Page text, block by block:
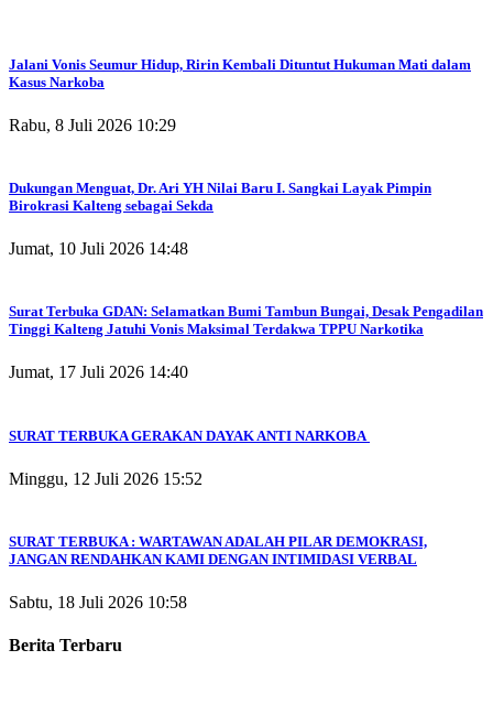
Jalani Vonis Seumur Hidup, Ririn Kembali Dituntut Hukuman Mati dalam
Kasus Narkoba
Rabu, 8 Juli 2026 10:29
Dukungan Menguat, Dr. Ari YH Nilai Baru I. Sangkai Layak Pimpin
Birokrasi Kalteng sebagai Sekda
Jumat, 10 Juli 2026 14:48
Surat Terbuka GDAN: Selamatkan Bumi Tambun Bungai, Desak Pengadilan
Tinggi Kalteng Jatuhi Vonis Maksimal Terdakwa TPPU Narkotika
Jumat, 17 Juli 2026 14:40
SURAT TERBUKA GERAKAN DAYAK ANTI NARKOBA
Minggu, 12 Juli 2026 15:52
SURAT TERBUKA : WARTAWAN ADALAH PILAR DEMOKRASI,
JANGAN RENDAHKAN KAMI DENGAN INTIMIDASI VERBAL
Sabtu, 18 Juli 2026 10:58
Berita Terbaru